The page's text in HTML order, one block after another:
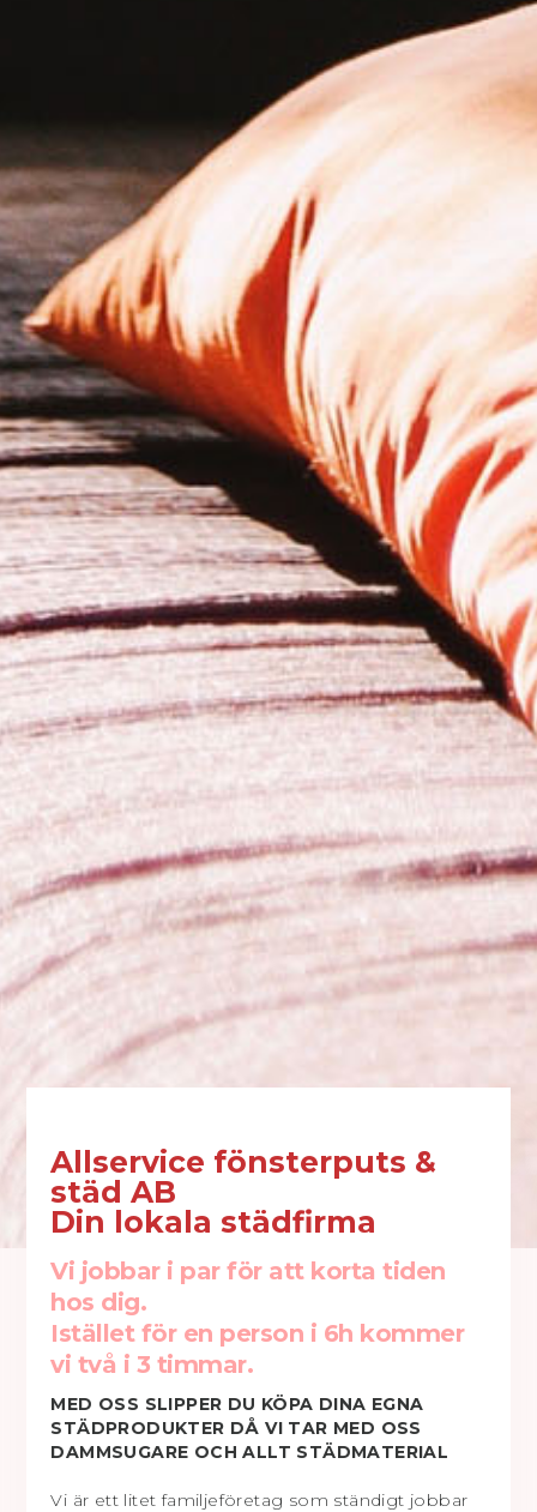
Allservice fönsterputs &
städ AB
Din lokala städfirma
Vi jobbar i par för att korta tiden
hos dig.
Istället för en person i 6h kommer
vi två i 3 timmar.
MED OSS SLIPPER DU KÖPA DINA EGNA
STÄDPRODUKTER DÅ VI TAR MED OSS
DAMMSUGARE OCH ALLT STÄDMATERIAL
Vi är ett litet familjeföretag som ständigt jobbar